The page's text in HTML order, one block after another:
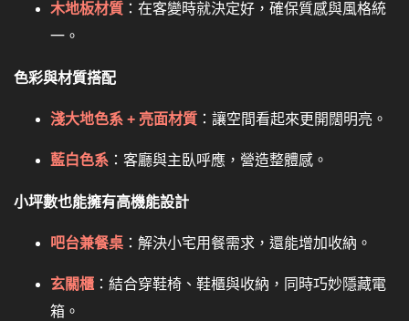
木地板材質 ：在客變時就決定好，確保質感與風格統
一。
色彩與材質搭配
淺大地色系 + 亮面材質 ：讓空間看起來更開闊明亮。
藍白色系 ：客廳與主臥呼應，營造整體感。
小坪數也能擁有高機能設計
吧台兼餐桌 ：解決小宅用餐需求，還能增加收納。
玄關櫃 ：結合穿鞋椅、鞋櫃與收納，同時巧妙隱藏電
箱。